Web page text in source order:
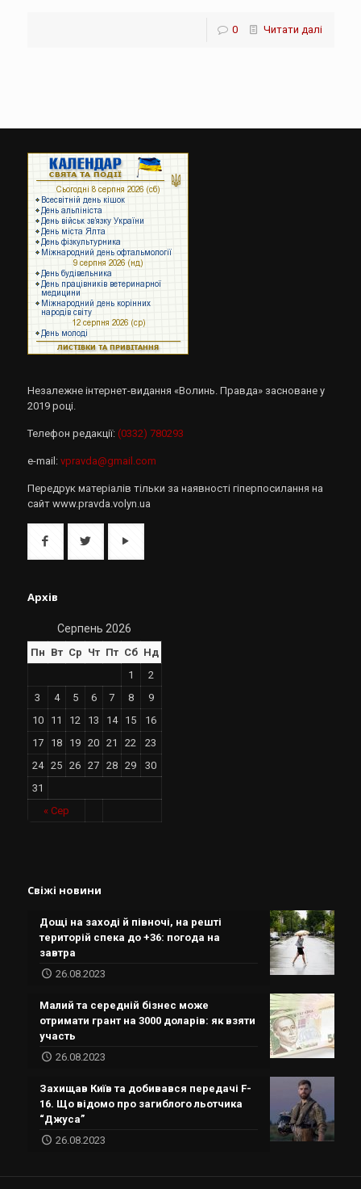
0 Читати далі
Незалежне інтернет-видання «Волинь. Правда» засноване у
2019 році.
Телефон редакції: (0332) 780293
e-mail: vpravda@gmail.com
Передрук матеріалів тільки за наявності гіперпосилання на
сайт www.pravda.volyn.ua
Архів
Серпень 2026
Пн Вт Ср Чт Пт Сб Нд
« Сер
1
2
3
4 5 6 7 8
9
10
11 12 13 14 15
16
17
18 19 20 21 22
23
24
25 26 27 28 29
30
31
Свіжі новини
Дощі на заході й півночі, на решті
територій спека до +36: погода на
завтра
26.08.2023
Малий та середній бізнес може
отримати грант на 3000 доларів: як взяти
участь
26.08.2023
Захищав Київ та добивався передачі F-
16. Що відомо про загиблого льотчика
“Джуса”
26.08.2023